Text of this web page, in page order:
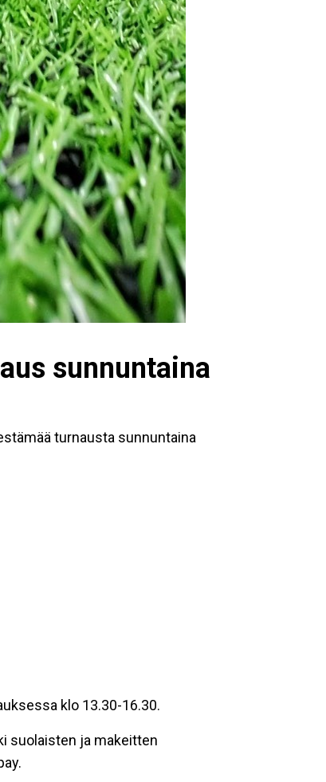
sunnuntaina
turnausta sunnuntaina
klo 13.30-16.30.
suolaisten ja makeitten